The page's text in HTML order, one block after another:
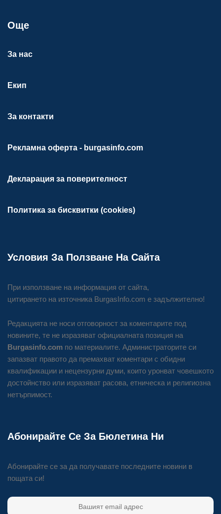
Още
За нас
Екип
За контакти
Рекламна оферта - burgasinfo.com
Декларация за поверителност
Политика за бисквитки (cookies)
Условия За Ползване На Сайта
При използване на информация от сайта,
цитирането на източника BurgasInfo.com е задължително!
Редакцията не носи отговорност за коментарите под
новините, те не изразяват официалната позиция на
Burgasinfo.com по материалите. Администраторите си
запазват правото да премахват коментари с обидни
квалификации и нецензурни думи, които уронват човешкото
достойнство или изразяват расова, етническа и религиозна
нетърпимост.
Абонирайте Се За Бюлетина Ни
Абонирайте се за да получавате последните новини в
пощата си!